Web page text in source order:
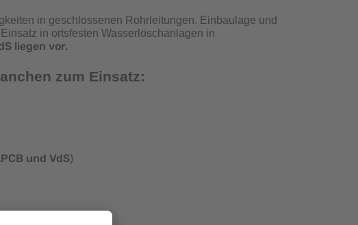
in geschlossenen Rohrleitungen. Einbaulage und
in ortsfesten Wasserlöschanlagen in
liegen vor.
zum Einsatz:
und VdS)